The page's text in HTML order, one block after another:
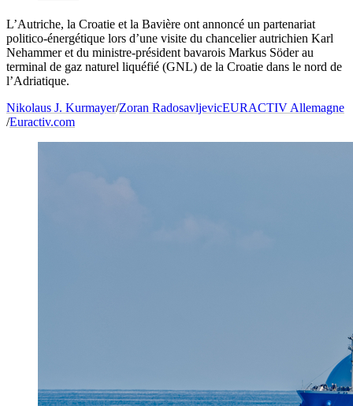
L’Autriche, la Croatie et la Bavière ont annoncé un partenariat
politico-énergétique lors d’une visite du chancelier autrichien Karl
Nehammer et du ministre-président bavarois Markus Söder au
terminal de gaz naturel liquéfié (GNL) de la Croatie dans le nord de
l’Adriatique.
Nikolaus J. Kurmayer/Zoran RadosavljevicEURACTIV Allemagne
/Euractiv.com